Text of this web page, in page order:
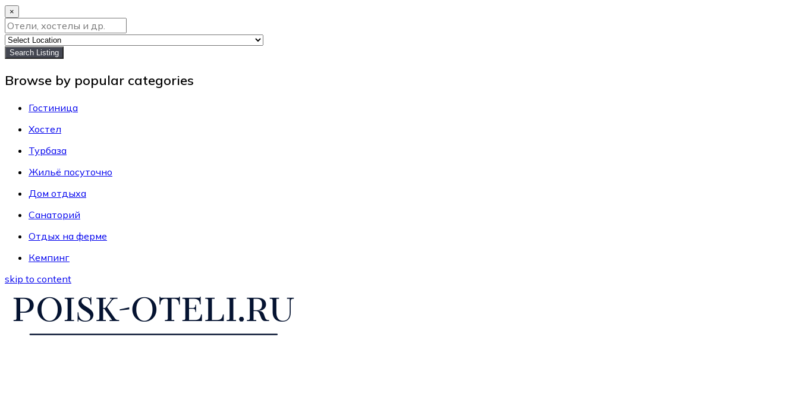
×
Search Listing
Browse by popular categories
Гостиница
Хостел
Турбаза
Жильё посуточно
Дом отдыха
Санаторий
Отдых на ферме
Кемпинг
skip to content